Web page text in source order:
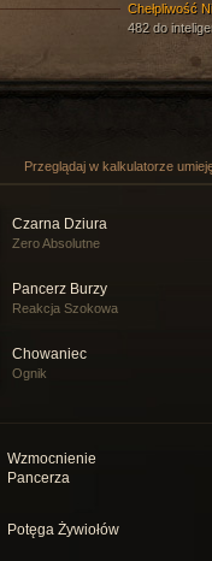
Chełpliwość
482 do
Przeglądaj w kalkulatorze
Czarna Dziura
Zero Absolutne
Pancerz Burzy
Reakcja Szokowa
Chowaniec
Ognik
Wzmocnienie
Pancerza
Potęga Żywiołów